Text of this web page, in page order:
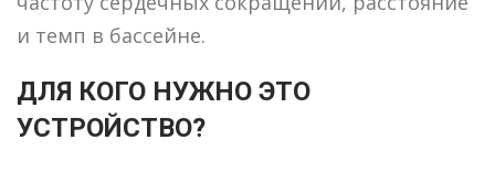
и темп в бассейне.
ДЛЯ КОГО НУЖНО ЭТО
УСТРОЙСТВО?